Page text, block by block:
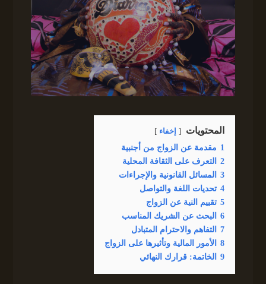
المحتويات إخفاء
1 مقدمة عن الزواج من أجنبية
2
التعرف على الثقافة المحلية
3
المسائل القانونية والإجراءات
4 تحديات اللغة والتواصل
5 تقييم النية عن الزواج
6
البحث عن الشريك المناسب
7
التفاهم والاحترام المتبادل
8
الأمور المالية وتأثيرها على الزواج
9
الخاتمة: قرارك النهائي